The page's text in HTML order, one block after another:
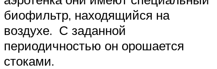
биофильтр, находящийся на
воздухе. С заданной
периодичностью он орошается
стоками.